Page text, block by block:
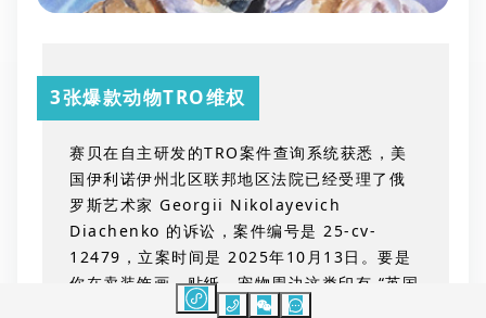
3张爆款动物TRO维权
赛贝在自主研发的TRO案件查询系统获悉，美
国伊利诺伊州北区联邦地区法院已经受理了俄
罗斯艺术家 Georgii Nikolayevich
Diachenko 的诉讼，案件编号是 25-cv-
12479 ，立案时间是 2025年10 月 13日。要是
你在卖装饰画、贴纸、宠物周边这类印有 “英国
斗牛犬、小猪、拳师犬” 主题插画的产品，可得